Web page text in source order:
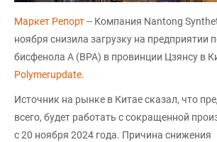
Маркет Репорт-- Компания Nantong
ноября снизила загрузку на предприятии
бисфенола А (BPA) в провинции Цзянсу в
Polymerupdate.
Источник на рынке в Китае сказал, что
всего, будет работать с сокращенной
с 20 ноября 2024 года. Причина снижения